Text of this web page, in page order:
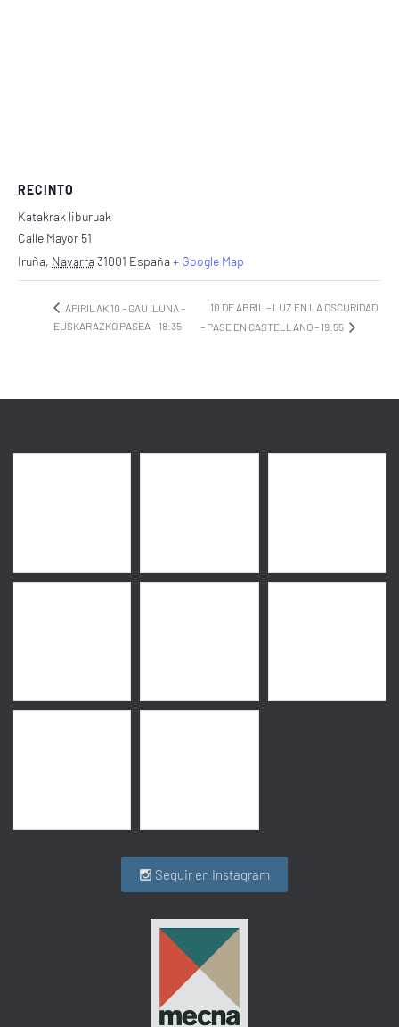
RECINTO
Katakrak liburuak
Calle Mayor 51
Iruña, Navarra 31001 España + Google Map
APIRILAK 10 – GAU ILUNA –
EUSKARAZKO PASEA – 18:35
10 DE ABRIL – LUZ EN LA OSCURIDAD
– PASE EN CASTELLANO – 19:55
Seguir en Instagram